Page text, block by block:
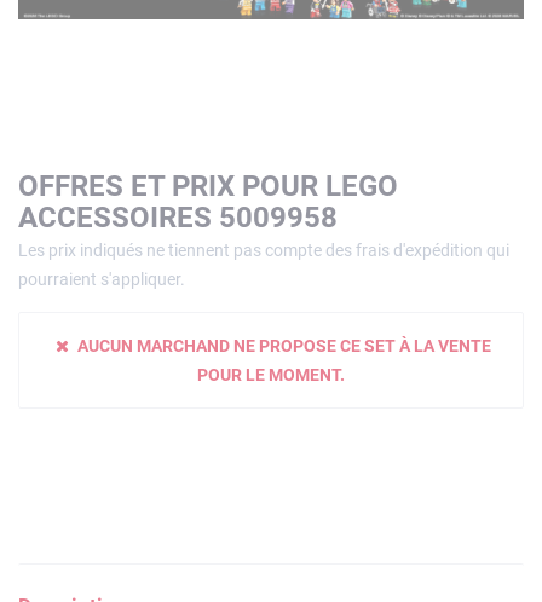
OFFRES ET PRIX POUR LEGO
ACCESSOIRES 5009958
Les prix indiqués ne tiennent pas compte des frais d'expédition qui
pourraient s'appliquer.
AUCUN MARCHAND NE PROPOSE CE SET À LA VENTE
POUR LE MOMENT.